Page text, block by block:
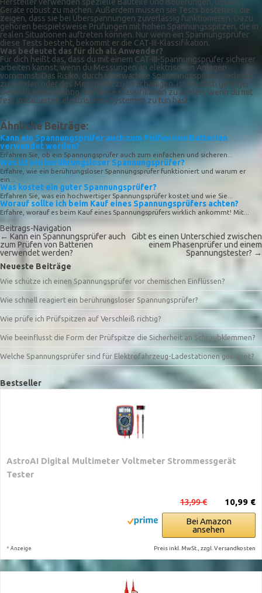
Geräte robust zu machen. Außerdem müssen sie Tests bestehen, die
zeigen, dass sie bei Überspannungen zuverlässig funktionieren. Dazu
gehören beispielsweise Prüfungen mit hohen Spannungsspitzen, die in
realen Situationen auftreten können. Nur wenn ein Spannungsprüfer
diese Tests besteht, bekommt er die CAT-III-Klassifikation.
Was bedeutet das für dich als Anwender?
Für dich heißt das, dass du mit einem CAT-III-Spannungsprüfer sicherer
arbeiten kannst, wenn du Messungen an elektrischen Anlagen
vornimmst. Das Risiko, durch unerwartete Spannungsspitzen verletzt
zu werden oder das Messgerät zu beschädigen, ist deutlich geringer.
Deshalb ist es wichtig, auf diese Klassifikation zu achten, wenn du mit
fest installierten elektrischen Systemen zu tun hast.
Ähnliche Beiträge:
Kann ein Spannungsprüfer auch zum Prüfen von Batterien
verwendet werden?
Erfahren Sie, ob ein Spannungsprüfer auch zum einfachen und sicheren...
Was ist ein berührungsloser Spannungsprüfer?
Erfahre, wie ein berührungsloser Spannungsprüfer funktioniert und warum er
ein...
Was kostet ein guter Spannungsprüfer?
Erfahren Sie, was ein hochwertiger Spannungsprüfer kostet und wie Sie...
Worauf sollte ich beim Kauf eines Spannungsprüfers achten?
Erfahre, worauf es beim Kauf eines Spannungsprüfers wirklich ankommt! Mit...
Beitrags-Navigation
← Kann ein Spannungsprüfer auch
zum Prüfen von Batterien
verwendet werden?
Gibt es einen Unterschied zwischen
einem Phasenprüfer und einem
Spannungstester? →
Neueste Beiträge
Wie schütze ich einen Spannungsprüfer vor chemischen Einflüssen?
Wie schnell reagiert ein berührungsloser Spannungsprüfer?
Wie prüfe ich Prüfspitzen auf Verschleiß richtig?
Wie beeinflusst die Form der Prüfspitze die Sicherheit an Schraubklemmen?
Welche Spannungsprüfer sind für Elektrofahrzeug-Ladestationen geeignet?
Bestseller
AstroAI Digital Multimeter Voltmeter Strommessgerät
Tester
10,99 €
13,99 €
Bei Amazon
ansehen
* Anzeige Preis inkl. MwSt., zzgl. Versandkosten